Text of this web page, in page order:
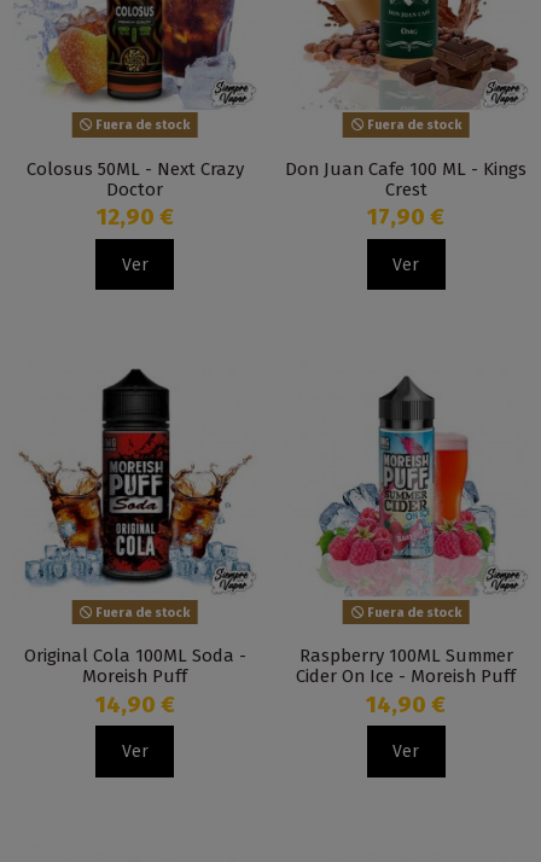
Fuera de stock
Colosus 50ML - Next Crazy
Doctor
12,90 €
Ver
Fuera de stock
Don Juan Cafe 100 ML - Kings
Crest
17,90 €
Ver
Fuera de stock
Original Cola 100ML Soda -
Moreish Puff
14,90 €
Ver
Fuera de stock
Raspberry 100ML Summer
Cider On Ice - Moreish Puff
14,90 €
Ver